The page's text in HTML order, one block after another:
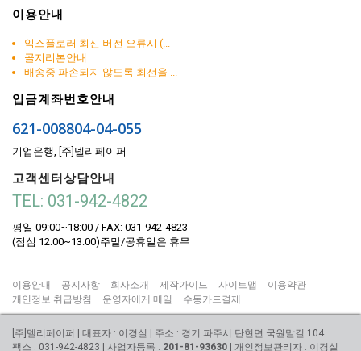
이용안내
익스플로러 최신 버전 오류시 (...
골지리본안내
배송중 파손되지 않도록 최선을 ...
입금계좌번호안내
621-008804-04-055
기업은행, [주]델리페이퍼
고객센터상담안내
TEL: 031-942-4822
평일 09:00~18:00 / FAX: 031-942-4823
(점심 12:00~13:00)주말/공휴일은 휴무
이용안내 공지사항 회사소개 제작가이드 사이트맵
이용약관
개인정보 취급방침
운영자에게 메일 수동카드결제
[주]델리페이퍼 | 대표자 : 이경실 | 주소 : 경기 파주시 탄현면 국원말길 104
팩스 : 031-942-4823 | 사업자등록 : 201-81-93630 | 개인정보관리자 : 이경실